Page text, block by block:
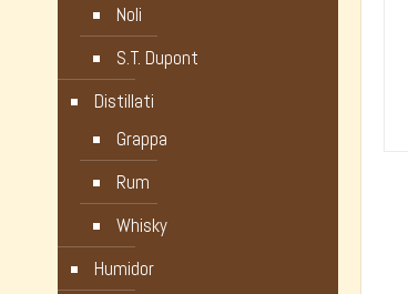
Noli
S.T. Dupont
Distillati
Grappa
Rum
Whisky
Humidor